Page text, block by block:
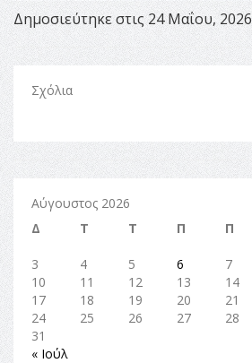
Δημοσιεύτηκε στις 24 Μαΐου, 2026
Σχόλια
Αύγουστος 2026
Δ
Τ Τ Π Π
3
4 5 6 7
10
11 12 13 14
17
18 19 20 21
24
25 26 27 28
31
« Ιούλ